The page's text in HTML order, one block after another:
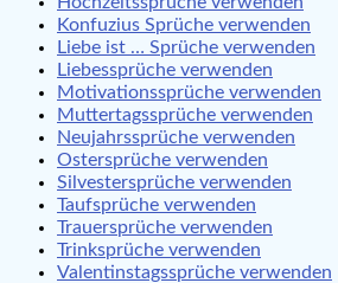
Konfuzius Sprüche verwenden
Liebe ist … Sprüche verwenden
Liebessprüche verwenden
Motivationssprüche verwenden
Muttertagssprüche verwenden
Neujahrssprüche verwenden
Ostersprüche verwenden
Silvestersprüche verwenden
Taufsprüche verwenden
Trauersprüche verwenden
Trinksprüche verwenden
Valentinstagssprüche verwenden